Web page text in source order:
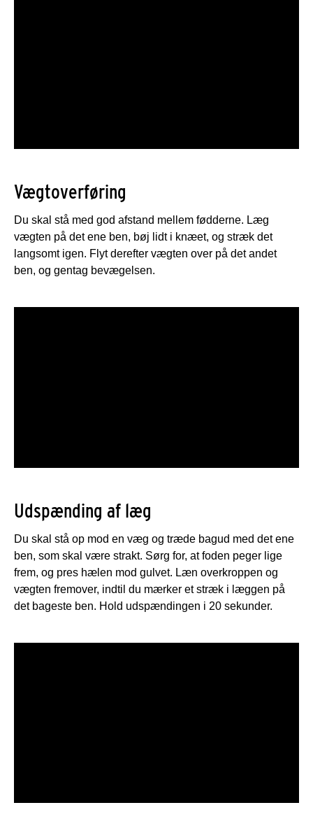
Vægtoverføring
Du skal stå med god afstand mellem fødderne. Læg
vægten på det ene ben, bøj lidt i knæet, og stræk det
langsomt igen. Flyt derefter vægten over på det andet
ben, og gentag bevægelsen.
Udspænding af læg
Du skal stå op mod en væg og træde bagud med det ene
ben, som skal være strakt. Sørg for, at foden peger lige
frem, og pres hælen mod gulvet. Læn overkroppen og
vægten fremover, indtil du mærker et stræk i læggen på
det bageste ben. Hold udspændingen i 20 sekunder.